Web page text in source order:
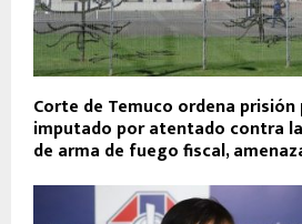
Corte de Temuco ordena
imputado por atentado contra
de arma de fuego fiscal,